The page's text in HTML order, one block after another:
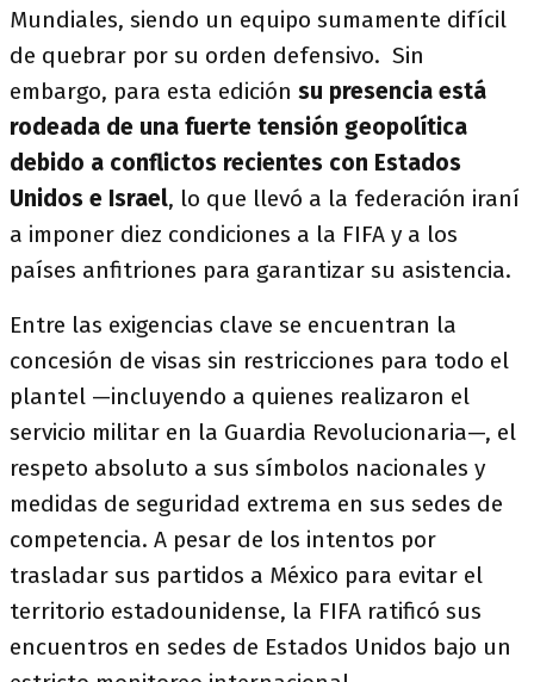
Mundiales, siendo un equipo sumamente difícil
de quebrar por su orden defensivo. Sin
embargo, para esta edición su presencia está
rodeada de una fuerte tensión geopolítica
debido a conflictos recientes con Estados
Unidos e Israel, lo que llevó a la federación iraní
a imponer diez condiciones a la FIFA y a los
países anfitriones para garantizar su asistencia.
Entre las exigencias clave se encuentran la
concesión de visas sin restricciones para todo el
plantel —incluyendo a quienes realizaron el
servicio militar en la Guardia Revolucionaria—, el
respeto absoluto a sus símbolos nacionales y
medidas de seguridad extrema en sus sedes de
competencia. A pesar de los intentos por
trasladar sus partidos a México para evitar el
territorio estadounidense, la FIFA ratificó sus
encuentros en sedes de Estados Unidos bajo un